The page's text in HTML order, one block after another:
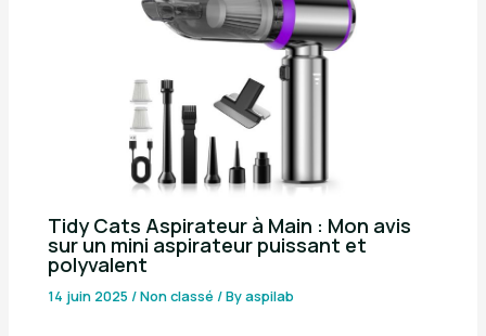
Tidy Cats Aspirateur à Main : Mon avis
sur un mini aspirateur puissant et
polyvalent
14 juin 2025/Non classé / Byaspilab